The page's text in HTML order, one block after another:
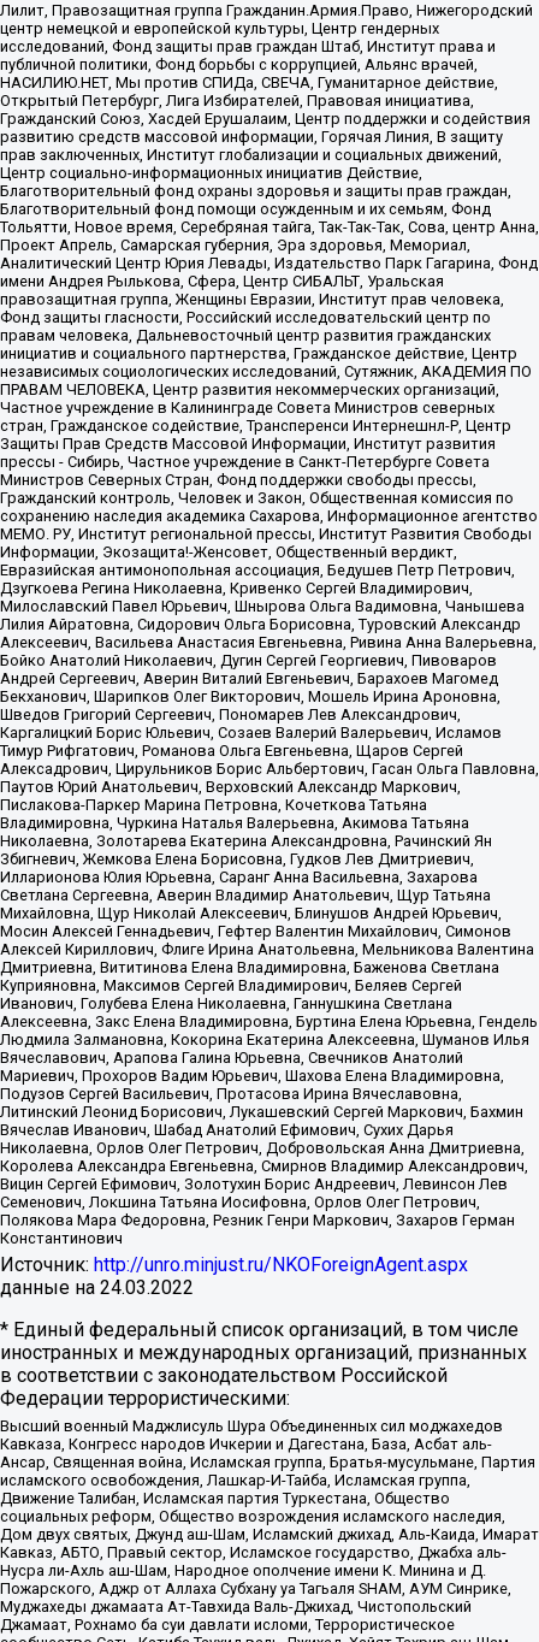
Лилит, Правозащитная группа Гражданин.Армия.Право, Нижегородский
центр немецкой и европейской культуры, Центр гендерных
исследований, Фонд защиты прав граждан Штаб, Институт права и
публичной политики, Фонд борьбы с коррупцией, Альянс врачей,
НАСИЛИЮ.НЕТ, Мы против СПИДа, СВЕЧА, Гуманитарное действие,
Открытый Петербург, Лига Избирателей, Правовая инициатива,
Гражданский Союз, Хасдей Ерушалаим, Центр поддержки и содействия
развитию средств массовой информации, Горячая Линия, В защиту
прав заключенных, Институт глобализации и социальных движений,
Центр социально-информационных инициатив Действие,
Благотворительный фонд охраны здоровья и защиты прав граждан,
Благотворительный фонд помощи осужденным и их семьям, Фонд
Тольятти, Новое время, Серебряная тайга, Так-Так-Так, Сова, центр Анна,
Проект Апрель, Самарская губерния, Эра здоровья, Мемориал,
Аналитический Центр Юрия Левады, Издательство Парк Гагарина, Фонд
имени Андрея Рылькова, Сфера, Центр СИБАЛЬТ, Уральская
правозащитная группа, Женщины Евразии, Институт прав человека,
Фонд защиты гласности, Российский исследовательский центр по
правам человека, Дальневосточный центр развития гражданских
инициатив и социального партнерства, Гражданское действие, Центр
независимых социологических исследований, Сутяжник, АКАДЕМИЯ ПО
ПРАВАМ ЧЕЛОВЕКА, Центр развития некоммерческих организаций,
Частное учреждение в Калининграде Совета Министров северных
стран, Гражданское содействие, Трансперенси Интернешнл-Р, Центр
Защиты Прав Средств Массовой Информации, Институт развития
прессы - Сибирь, Частное учреждение в Санкт-Петербурге Совета
Министров Северных Стран, Фонд поддержки свободы прессы,
Гражданский контроль, Человек и Закон, Общественная комиссия по
сохранению наследия академика Сахарова, Информационное агентство
МЕМО. РУ, Институт региональной прессы, Институт Развития Свободы
Информации, Экозащита!-Женсовет, Общественный вердикт,
Евразийская антимонопольная ассоциация, Бедушев Петр Петрович,
Дзугкоева Регина Николаевна, Кривенко Сергей Владимирович,
Милославский Павел Юрьевич, Шнырова Ольга Вадимовна, Чанышева
Лилия Айратовна, Сидорович Ольга Борисовна, Туровский Александр
Алексеевич, Васильева Анастасия Евгеньевна, Ривина Анна Валерьевна,
Бойко Анатолий Николаевич, Дугин Сергей Георгиевич, Пивоваров
Андрей Сергеевич, Аверин Виталий Евгеньевич, Барахоев Магомед
Бекханович, Шарипков Олег Викторович, Мошель Ирина Ароновна,
Шведов Григорий Сергеевич, Пономарев Лев Александрович,
Каргалицкий Борис Юльевич, Созаев Валерий Валерьевич, Исламов
Тимур Рифгатович, Романова Ольга Евгеньевна, Щаров Сергей
Алексадрович, Цирульников Борис Альбертович, Гасан Ольга Павловна,
Паутов Юрий Анатольевич, Верховский Александр Маркович,
Пислакова-Паркер Марина Петровна, Кочеткова Татьяна
Владимировна, Чуркина Наталья Валерьевна, Акимова Татьяна
Николаевна, Золотарева Екатерина Александровна, Рачинский Ян
Збигневич, Жемкова Елена Борисовна, Гудков Лев Дмитриевич,
Илларионова Юлия Юрьевна, Саранг Анна Васильевна, Захарова
Светлана Сергеевна, Аверин Владимир Анатольевич, Щур Татьяна
Михайловна, Щур Николай Алексеевич, Блинушов Андрей Юрьевич,
Мосин Алексей Геннадьевич, Гефтер Валентин Михайлович, Симонов
Алексей Кириллович, Флиге Ирина Анатольевна, Мельникова Валентина
Дмитриевна, Вититинова Елена Владимировна, Баженова Светлана
Куприяновна, Максимов Сергей Владимирович, Беляев Сергей
Иванович, Голубева Елена Николаевна, Ганнушкина Светлана
Алексеевна, Закс Елена Владимировна, Буртина Елена Юрьевна, Гендель
Людмила Залмановна, Кокорина Екатерина Алексеевна, Шуманов Илья
Вячеславович, Арапова Галина Юрьевна, Свечников Анатолий
Мариевич, Прохоров Вадим Юрьевич, Шахова Елена Владимировна,
Подузов Сергей Васильевич, Протасова Ирина Вячеславовна,
Литинский Леонид Борисович, Лукашевский Сергей Маркович, Бахмин
Вячеслав Иванович, Шабад Анатолий Ефимович, Сухих Дарья
Николаевна, Орлов Олег Петрович, Добровольская Анна Дмитриевна,
Королева Александра Евгеньевна, Смирнов Владимир Александрович,
Вицин Сергей Ефимович, Золотухин Борис Андреевич, Левинсон Лев
Семенович, Локшина Татьяна Иосифовна, Орлов Олег Петрович,
Полякова Мара Федоровна, Резник Генри Маркович, Захаров Герман
Константинович
Источник: http://unro.minjust.ru/NKOForeignAgent.aspx
данные на 24.03.2022
* Единый федеральный список организаций, в том числе
иностранных и международных организаций, признанных
в соответствии с законодательством Российской
Федерации террористическими:
Высший военный Маджлисуль Шура Объединенных сил моджахедов
Кавказа, Конгресс народов Ичкерии и Дагестана, База, Асбат аль-
Ансар, Священная война, Исламская группа, Братья-мусульмане, Партия
исламского освобождения, Лашкар-И-Тайба, Исламская группа,
Движение Талибан, Исламская партия Туркестана, Общество
социальных реформ, Общество возрождения исламского наследия,
Дом двух святых, Джунд аш-Шам, Исламский джихад, Аль-Каида, Имарат
Кавказ, АБТО, Правый сектор, Исламское государство, Джабха аль-
Нусра ли-Ахль аш-Шам, Народное ополчение имени К. Минина и Д.
Пожарского, Аджр от Аллаха Субхану уа Тагьаля SHAM, АУМ Синрике,
Муджахеды джамаата Ат-Тавхида Валь-Джихад, Чистопольский
Джамаат, Рохнамо ба суи давлати исломи, Террористическое